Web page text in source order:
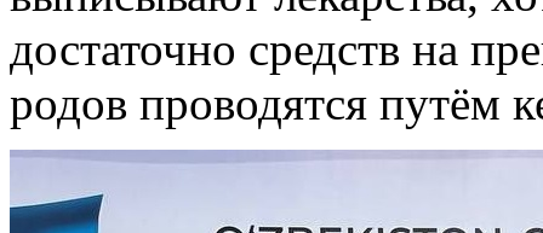
достаточно средств на
родов проводятся путём